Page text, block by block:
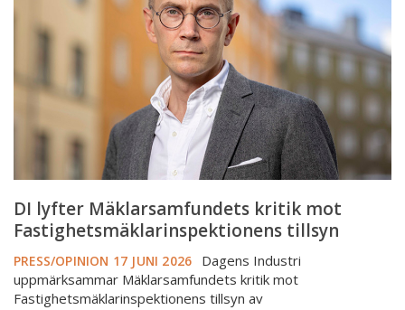
Fastighetsmäklarinspektionens
tillsyn
DI lyfter Mäklarsamfundets kritik mot
Fastighetsmäklarinspektionens tillsyn
PRESS/OPINION 17 JUNI 2026
Dagens Industri
uppmärksammar Mäklarsamfundets kritik mot
Fastighetsmäklarinspektionens tillsyn av